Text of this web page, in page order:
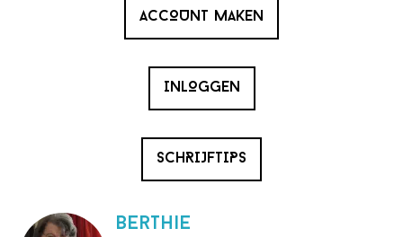
ACCOUNT MAKEN
INLOGGEN
SCHRIJFTIPS
berthie